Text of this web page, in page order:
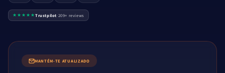
★★★★★Trustpilot·209+ reviews
MANTÉM-TE ATUALIZADO